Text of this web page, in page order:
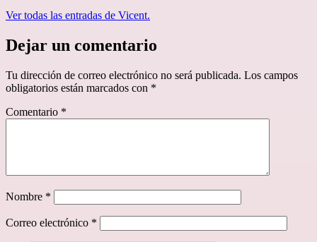
Ver todas las entradas de Vicent.
Dejar un comentario
Tu dirección de correo electrónico no será publicada. Los campos
obligatorios están marcados con *
Comentario *
Nombre *
Correo electrónico *